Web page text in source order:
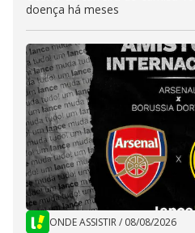
doença há meses
ONDE ASSISTIR/ 08/08/2026